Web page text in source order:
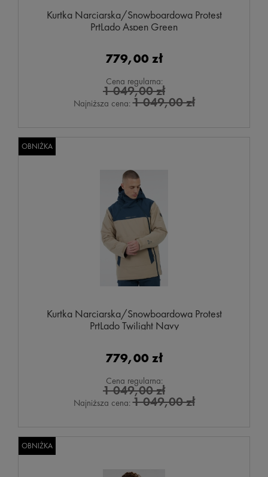
Kurtka Narciarska/Snowboardowa Protest
PrtLado Aspen Green
779,00 zł
Cena regularna:
1 049,00 zł
Najniższa cena:1 049,00 zł
Kurtka Narciarska/Snowboardowa Protest
PrtLado Twilight Navy
779,00 zł
Cena regularna:
1 049,00 zł
Najniższa cena:1 049,00 zł
OBNIŻKA
OBNIŻKA